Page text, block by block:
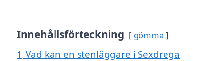
Innehållsförteckning gömma
1 Vad kan en stenläggare i Sexdrega